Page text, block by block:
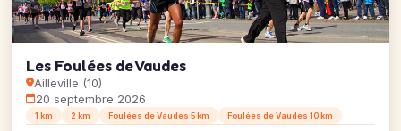
Les Foulées de Vaudes
Ailleville (10)
20 septembre 2026
1 km 2 km Foulées de Vaudes 5 km Foulées de Vaudes 10 km